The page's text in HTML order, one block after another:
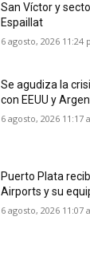
San Víctor y
Espaillat
6 agosto, 2026 11:24
Se agudiza la
con EEUU y
6 agosto, 2026 11:17
Puerto Plata
Airports y su
6 agosto, 2026 11:07